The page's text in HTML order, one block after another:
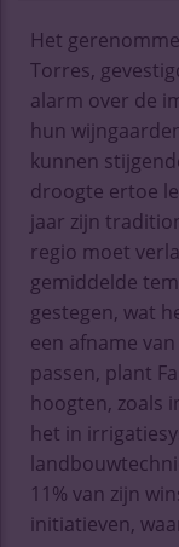
Het
Torres,
alarm over de
hun
kunnen
droogte ertoe
jaar zijn
regio moet
gemiddelde
gestegen, wat
een afname
passen, plant
hoogten, zoals
het in
11% van zijn
initiatieven,